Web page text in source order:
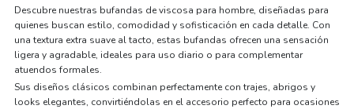
Descubre nuestras bufandas de viscosa para hombre, diseñadas para
quienes buscan estilo, comodidad y sofisticación en cada detalle. Con
una textura extra suave al tacto, estas bufandas ofrecen una sensación
ligera y agradable, ideales para uso diario o para complementar
atuendos formales.
Sus diseños clásicos combinan perfectamente con trajes, abrigos y
looks elegantes, convirtiéndolas en el accesorio perfecto para ocasiones